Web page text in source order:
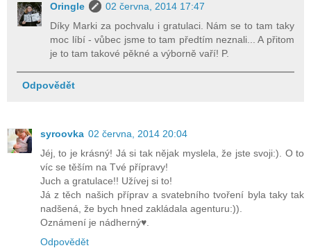
Oringle
02 června, 2014 17:47
Díky Marki za pochvalu i gratulaci. Nám se to tam taky
moc líbí - vůbec jsme to tam předtím neznali... A přitom
je to tam takové pěkné a výborně vaří! P.
Odpovědět
syroovka 02 června, 2014 20:04
Jéj, to je krásný! Já si tak nějak myslela, že jste svoji:). O to
víc se těším na Tvé přípravy!
Juch a gratulace!! Užívej si to!
Já z těch našich příprav a svatebního tvoření byla taky tak
nadšená, že bych hned zakládala agenturu:)).
Oznámení je nádherný♥.
Odpovědět